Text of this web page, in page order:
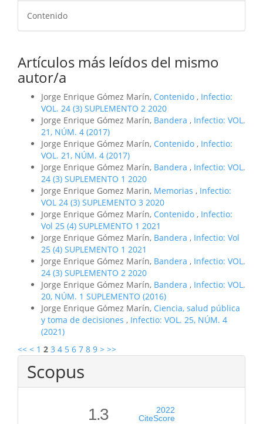
Contenido
Artículos más leídos del mismo
autor/a
Jorge Enrique Gómez Marín, Contenido , Infectio:
VOL. 24 (3) SUPLEMENTO 2 2020
Jorge Enrique Gómez Marín, Bandera , Infectio: VOL.
21, NÚM. 4 (2017)
Jorge Enrique Gómez Marín, Contenido , Infectio:
VOL. 21, NÚM. 4 (2017)
Jorge Enrique Gómez Marín, Bandera , Infectio: VOL.
24 (3) SUPLEMENTO 1 2020
Jorge Enrique Gomez Marin, Memorias , Infectio:
VOL 24 (3) SUPLEMENTO 3 2020
Jorge Enrique Gómez Marín, Contenido , Infectio:
Vol 25 (4) SUPLEMENTO 1 2021
Jorge Enrique Gómez Marín, Bandera , Infectio: Vol
25 (4) SUPLEMENTO 1 2021
Jorge Enrique Gómez Marín, Bandera , Infectio: VOL.
24 (3) SUPLEMENTO 2 2020
Jorge Enrique Gómez Marín, Bandera , Infectio: VOL.
20, NÚM. 1 SUPLEMENTO (2016)
Jorge Enrique Gómez Marín, Ciencia, salud pública
y toma de decisiones , Infectio: VOL. 25, NÚM. 4
(2021)
<< < 1 2 3 4 5 6 7 8 9 > >>
Scopus
1.3
2022
CiteScore